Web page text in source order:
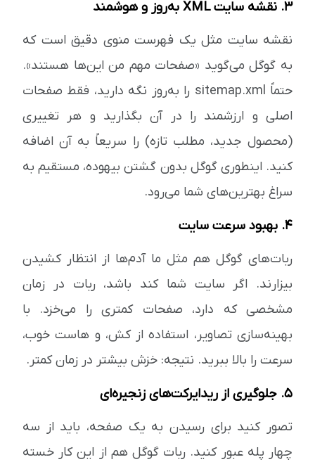
۳. نقشه سایت XML به‌روز و هوشمند
نقشه سایت مثل یک فهرست منوی دقیق است که
به گوگل می‌گوید «صفحات مهم من این‌ها هستند».
حتماً sitemap.xml را به‌روز نگه دارید، فقط صفحات
اصلی و ارزشمند را در آن بگذارید و هر تغییری
(محصول جدید، مطلب تازه) را سریعاً به آن اضافه
کنید. اینطوری گوگل بدون گشتن بیهوده، مستقیم به
سراغ بهترین‌های شما می‌رود.
۴. بهبود سرعت سایت
ربات‌های گوگل هم مثل ما آدم‌ها از انتظار کشیدن
بیزارند. اگر سایت شما کند باشد، ربات در زمان
مشخصی که دارد، صفحات کمتری را می‌خزد. با
بهینه‌سازی تصاویر، استفاده از کش، و هاست خوب،
سرعت را بالا ببرید. نتیجه: خزش بیشتر در زمان کمتر.
۵. جلوگیری از ریدایرکت‌های زنجیره‌ای
تصور کنید برای رسیدن به یک صفحه، باید از سه
چهار پله عبور کنید. ربات گوگل هم از این کار خسته